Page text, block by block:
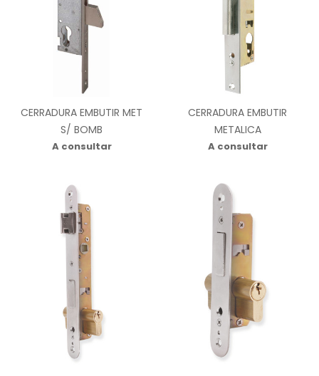
CERRADURA EMBUTIR MET
S/ BOMB
A consultar
CERRADURA EMBUTIR
METALICA
A consultar